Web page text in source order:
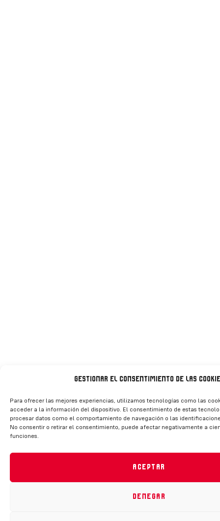
Gestionar el consentimiento de las
Para ofrecer las mejores experiencias, utilizamos tecnologías como las
acceder a la información del dispositivo. El consentimiento de estas
procesar datos como el comportamiento de navegación o las
No consentir o retirar el consentimiento, puede afectar negativamente a
funciones.
Aceptar
Denegar